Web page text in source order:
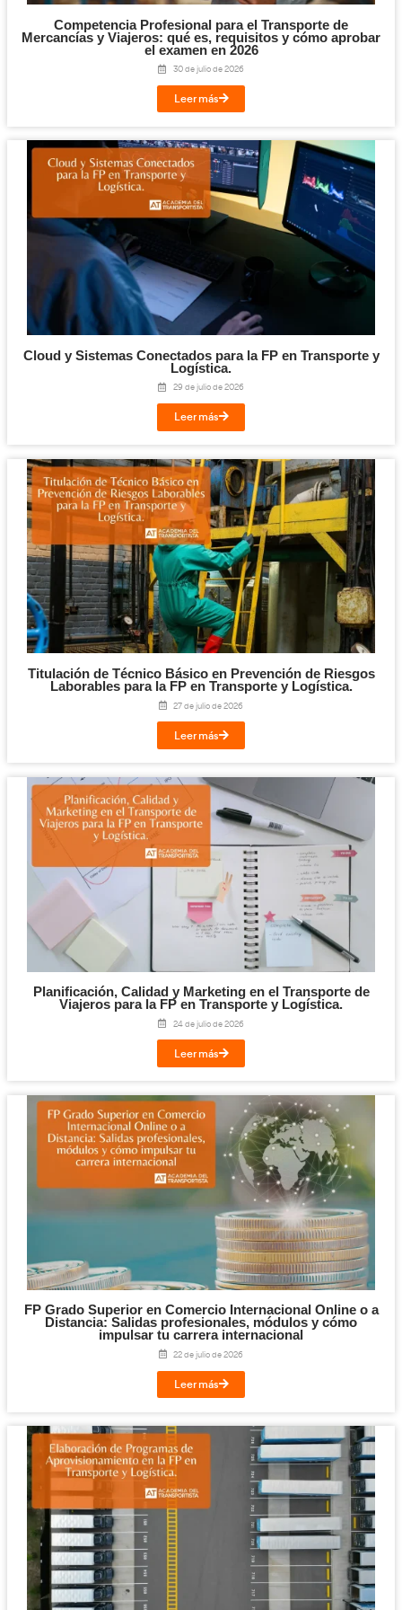
puede interesar a unTransportista(EcoDriver).
Apúntate ya a laFP en Transporte y Logísticay convierte
Transportista(AT).
¡Compártelo!
Facebook Twitter LinkedIn
Email Imprimir
Te puede interesar...
Digitalización en los Sectores Productivos
Transporte y Logística.
31 de julio de 2026
Leer más
Competencia Profesional para el
Mercancías y Viajeros: qué es, requisitos y
el examen en 2026
30 de julio de 2026
Leer más